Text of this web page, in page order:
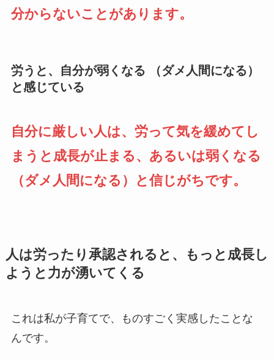
分からないことがあります。
労うと、自分が弱くなる （ダメ人間になる）
と感じている
自分に厳しい人は、労って気を緩めてし
まうと成長が止まる、あるいは弱くなる
（ダメ人間になる）と信じがちです。
人は労ったり承認されると、もっと成長し
ようと力が湧いてくる
これは私が子育てで、ものすごく実感したことな
んです。